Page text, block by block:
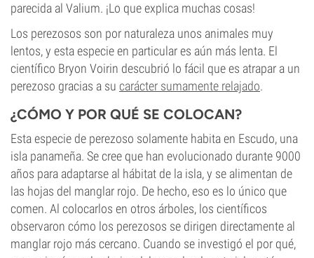
parecida al Valium. ¡Lo que explica muchas cosas!
Los perezosos son por naturaleza unos animales muy
lentos, y esta especie en particular es aún más lenta. El
científico Bryon Voirin descubrió lo fácil que es atrapar a un
perezoso gracias a su carácter sumamente relajado.
¿CÓMO Y POR QUÉ SE COLOCAN?
Esta especie de perezoso solamente habita en Escudo, una
isla panameña. Se cree que han evolucionado durante 9000
años para adaptarse al hábitat de la isla, y se alimentan de
las hojas del manglar rojo. De hecho, eso es lo único que
comen. Al colocarlos en otros árboles, los científicos
observaron cómo los perezosos se dirigen directamente al
manglar rojo más cercano. Cuando se investigó el por qué,